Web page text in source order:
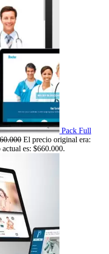
Pack Full
El precio original era:
es: $660.000.